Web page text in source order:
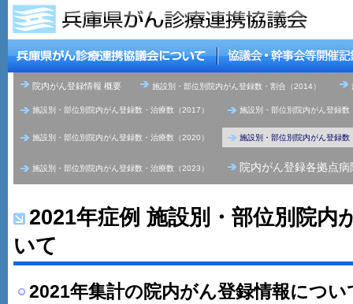
院内がん登録情報 概要 施設別・部位別院内がん登録数・割合（2014）
施設別・部位別院内がん登録数・治療数（2017） 施設別・部位別院内がん登録
施設別・部位別院内がん登録数・治療数（2020） 施設別・部位別院内がん登録
施設別・部位別院内がん登録数・治療数（2023） 院内がん登録各拠点
2021年症例 施設別・部位別院内
いて
2021年集計の院内がん登録情報につい